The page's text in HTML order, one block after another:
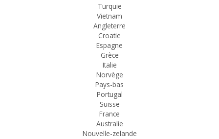
Turquie
Vietnam
Angleterre
Croatie
Espagne
Grèce
Italie
Norvège
Pays-bas
Portugal
Suisse
France
Australie
Nouvelle-zelande